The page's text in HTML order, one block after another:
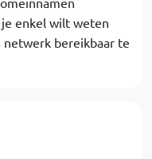
enkel wilt weten
netwerk bereikbaar te